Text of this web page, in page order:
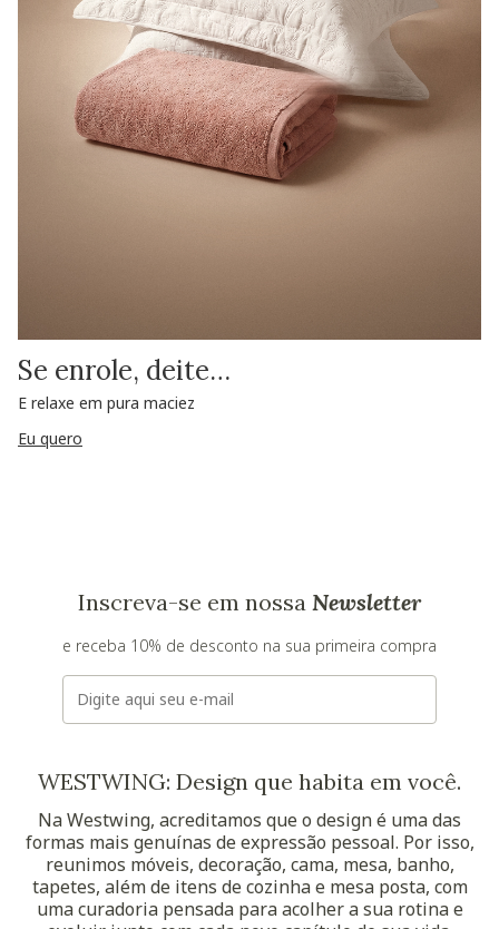
Se enrole, deite…
E relaxe em pura maciez
Eu quero
Inscreva-se em nossa Newsletter
e receba 10% de desconto na sua primeira compra
E-mail
WESTWING: Design que habita em você.
Na Westwing, acreditamos que o design é uma das
formas mais genuínas de expressão pessoal. Por isso,
reunimos móveis, decoração, cama, mesa, banho,
tapetes, além de itens de cozinha e mesa posta, com
uma curadoria pensada para acolher a sua rotina e